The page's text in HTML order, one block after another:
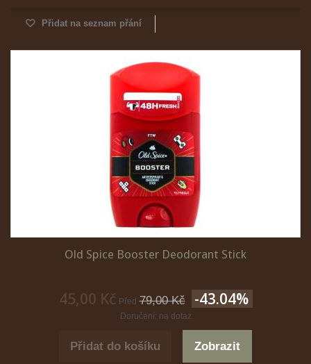
Přidat na seznam přání
Old Spice Booster Deodorant Stick
45,00 Kč Před 79,00 Kč -43.04%
Doručení: na dotaz
Přidat do košíku Zobrazit